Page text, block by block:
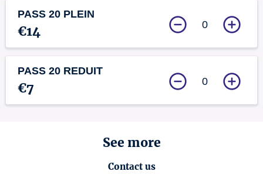
PASS 20 PLEIN
€14 0
PASS 20 REDUIT
€7 0
See more
Contact us